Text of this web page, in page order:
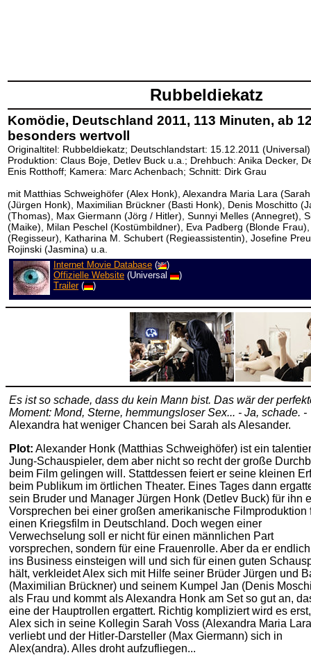
Rubbeldiekatz
Komödie, Deutschland 2011, 113 Minuten, ab
besonders wertvoll
Originaltitel: Rubbeldiekatz; Deutschlandstart: 15.12.2011
Produktion: Claus Boje, Detlev Buck u.a.; Drehbuch: Anika Decker,
Enis Rotthoff; Kamera: Marc Achenbach; Schnitt: Dirk Grau
mit Matthias Schweighöfer (Alex Honk), Alexandra Maria Lara
(Jürgen Honk), Maximilian Brückner (Basti Honk), Denis Moschitto
(Thomas), Max Giermann (Jörg / Hitler), Sunnyi Melles (Annegret),
(Maike), Milan Peschel (Kostümbildner), Eva Padberg (Blonde
(Regisseur), Katharina M. Schubert (Regieassistentin), Josefine
Rojinski (Jasmina) u.a.
Internet Movie Database (
)
Offizielle Website (Universal
)
Trailer( )
Es ist so schade, dass du kein Mann bist. Das wär der
Moment: Mond, Sterne, hemmungsloser Sex... - Ja, schade. -
Alexandra hat weniger Chancen bei Sarah als Alesander.
Plot: Alexander Honk (Matthias Schweighöfer) ist ein
Jung-Schauspieler, dem aber nicht so recht der große
beim Film gelingen will. Stattdessen feiert er seine kleinen
beim Publikum im örtlichen Theater. Eines Tages dann
sein Bruder und Manager Jürgen Honk (Detlev Buck) für ihn
Vorsprechen bei einer großen amerikanische Filmproduktion
einen Kriegsfilm in Deutschland. Doch wegen einer
Verwechselung soll er nicht für einen männlichen Part
vorsprechen, sondern für eine Frauenrolle. Aber da er
ins Business einsteigen will und sich für einen guten
hält, verkleidet Alex sich mit Hilfe seiner Brüder Jürgen und
(Maximilian Brückner) und seinem Kumpel Jan (Denis
als Frau und kommt als Alexandra Honk am Set so gut an,
eine der Hauptrollen ergattert. Richtig kompliziert wird es
Alex sich in seine Kollegin Sarah Voss (Alexandra Maria
verliebt und der Hitler-Darsteller (Max Giermann) sich in
Alex(andra). Alles droht aufzufliegen...